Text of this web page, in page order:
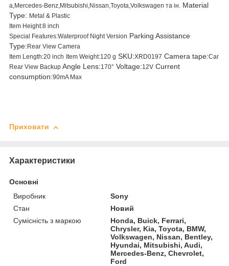
a,Mercedes-Benz,Mitsubishi,Nissan,Toyota,Volkswagen та ін.
Material
Type: Metal & Plastic
Item Height:8 inch
Special Features:Waterproof Night Version Parking Assistance
Type:Rear View Camera
Item Length:20 inch Item Weight:120 g SKU:XRD0197 Camera tape:Car
Rear View Backup Angle Lens:170° Voltage:12V Current
consumption:90mA Max
Приховати
Характеристики
Основні
Виробник
Sony
Стан
Новий
Сумісність з маркою
Honda, Buick, Ferrari,
Chrysler, Kia, Toyota, BMW,
Volkswagen, Nissan, Bentley,
Hyundai, Mitsubishi, Audi,
Mercedes-Benz, Chevrolet,
Ford